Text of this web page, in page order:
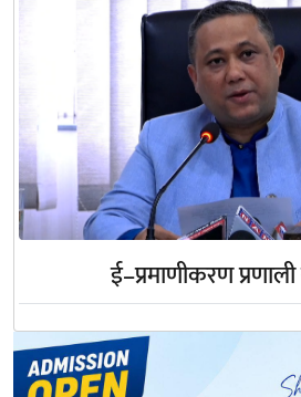
ई–प्रमाणीकरण